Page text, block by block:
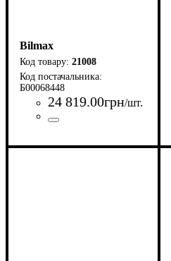
Bilmax
21008
Б00068448
24 819.00грн/шт.